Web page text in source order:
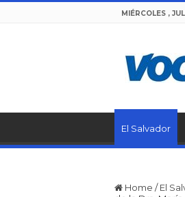
MIÉRCOLES ,
El Salvador
Home / El